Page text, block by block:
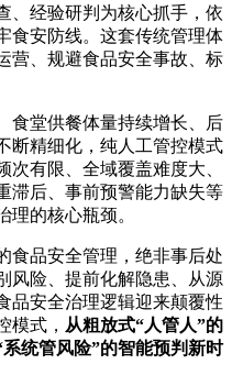
、经验研判为核心抓手，依
食安防线。这套传统管理体
营、规避食品安全事故、标
食堂供餐体量持续增长、后
断精细化，纯人工管控模式
有限、全域覆盖难度大、
滞后、事前预警能力缺失等
理的核心瓶颈。
食品安全管理，绝非事后处
风险、提前化解隐患、从源
品安全治理逻辑迎来颠覆性
模式， 从粗放式“人管人”的
统管风险”的智能预判新时